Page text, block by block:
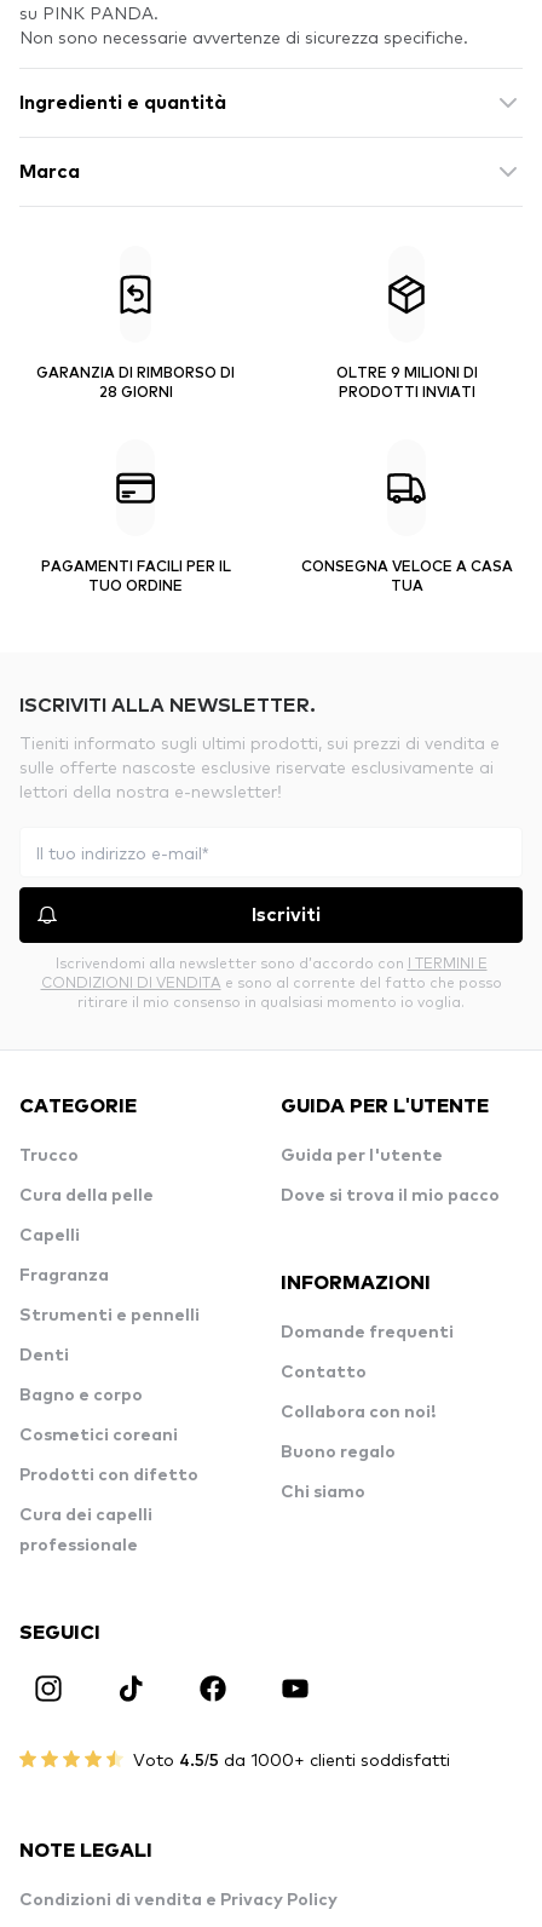
su PINK PANDA.
Non sono necessarie avvertenze di sicurezza specifiche.
Ingredienti e quantità
Marca
GARANZIA DI RIMBORSO DI
28 GIORNI
OLTRE 9 MILIONI DI
PRODOTTI INVIATI
PAGAMENTI FACILI PER IL
TUO ORDINE
CONSEGNA VELOCE A CASA
TUA
ISCRIVITI ALLA NEWSLETTER.
Tieniti informato sugli ultimi prodotti, sui prezzi di vendita e
sulle offerte nascoste esclusive riservate esclusivamente ai
lettori della nostra e-newsletter!
Iscriviti
Iscrivendomi alla newsletter sono d’accordo con I TERMINI E
CONDIZIONI DI VENDITA e sono al corrente del fatto che posso
ritirare il mio consenso in qualsiasi momento io voglia.
CATEGORIE
Trucco
Cura della pelle
Capelli
Fragranza
Strumenti e pennelli
Denti
Bagno e corpo
Cosmetici coreani
Prodotti con difetto
Cura dei capelli
professionale
GUIDA PER L'UTENTE
Guida per l'utente
Dove si trova il mio pacco
INFORMAZIONI
Domande frequenti
Contatto
Collabora con noi!
Buono regalo
Chi siamo
SEGUICI
Voto 4.5/5 da 1000+ clienti soddisfatti
NOTE LEGALI
Condizioni di vendita e Privacy Policy